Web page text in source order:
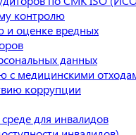
контролю
и оценке вредных
данных
с медицинскими
коррупции
для инвалидов